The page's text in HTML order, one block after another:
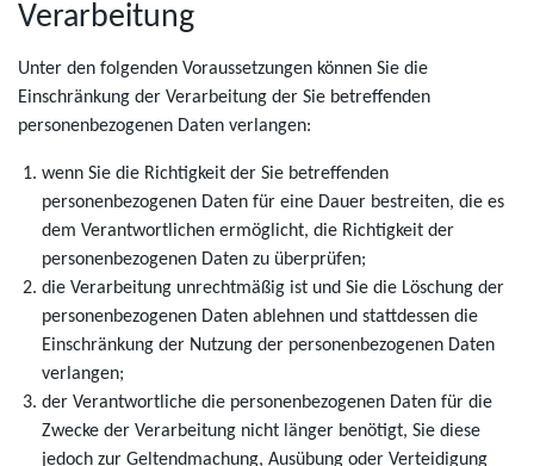
Verarbeitung
Unter den folgenden Voraussetzungen können Sie die
Einschränkung der Verarbeitung der Sie betreffenden
personenbezogenen Daten verlangen:
wenn Sie die Richtigkeit der Sie betreffenden
personenbezogenen Daten für eine Dauer bestreiten, die es
dem Verantwortlichen ermöglicht, die Richtigkeit der
personenbezogenen Daten zu überprüfen;
die Verarbeitung unrechtmäßig ist und Sie die Löschung der
personenbezogenen Daten ablehnen und stattdessen die
Einschränkung der Nutzung der personenbezogenen Daten
verlangen;
der Verantwortliche die personenbezogenen Daten für die
Zwecke der Verarbeitung nicht länger benötigt, Sie diese
jedoch zur Geltendmachung, Ausübung oder Verteidigung